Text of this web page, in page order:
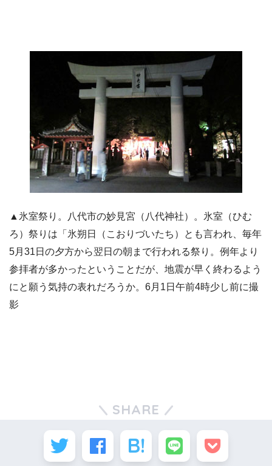
▲氷室祭り。八代市の妙見宮（八代神社）。氷室（ひむ
ろ）祭りは「氷朔日（こおりづいたち）とも言われ、毎年
5月31日の夕方から翌日の朝まで行われる祭り。例年より
参拝者が多かったということだが、地震が早く終わるよう
にと願う気持の表れだろうか。6月1日午前4時少し前に撮
影
SHARE